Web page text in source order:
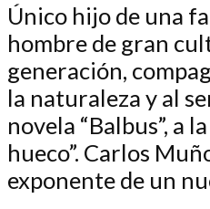
Único hijo de una
hombre de gran
generación,
la naturaleza y al
novela “Balbus”, a
hueco”. Carlos
exponente de un